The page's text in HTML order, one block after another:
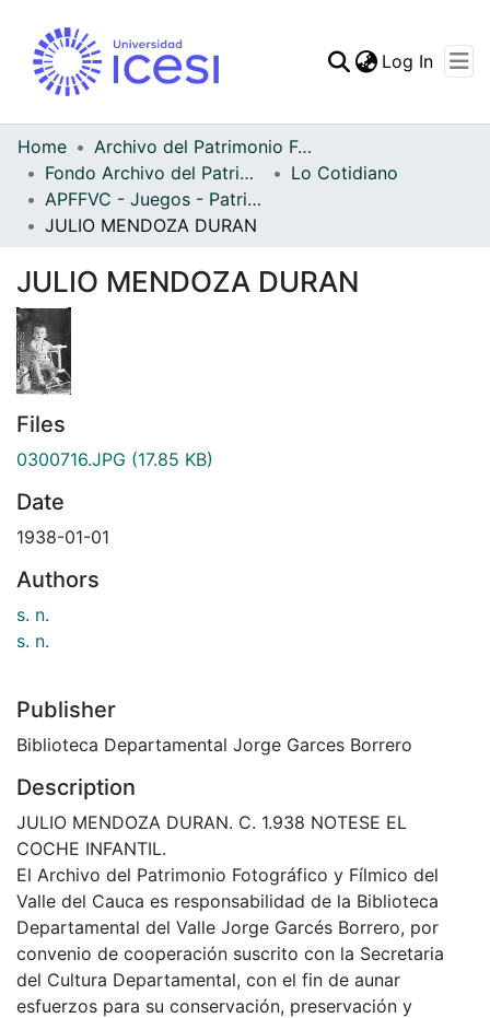
Statistics
Log In
Home
Archivo del Patrimonio Fotográfico y Fílmico del Valle del Cauca
Fondo Archivo del Patrimonio Fotográfico y Fílmico del Valle del Cauca
Lo Cotidiano
APFFVC - Juegos - Patrimonial
JULIO MENDOZA DURAN
JULIO MENDOZA DURAN
Files
0300716.JPG (17.85 KB)
Date
1938-01-01
Authors
s. n.
s. n.
Publisher
Biblioteca Departamental Jorge Garces Borrero
Description
JULIO MENDOZA DURAN. C. 1.938 NOTESE EL
COCHE INFANTIL.
El Archivo del Patrimonio Fotográfico y Fílmico del
Valle del Cauca es responsabilidad de la Biblioteca
Departamental del Valle Jorge Garcés Borrero, por
convenio de cooperación suscrito con la Secretaria
del Cultura Departamental, con el fin de aunar
esfuerzos para su conservación, preservación y